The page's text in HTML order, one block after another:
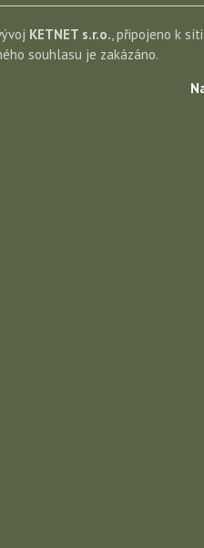
KETNET s.r.o., připojeno k
souhlasu je zakázáno.